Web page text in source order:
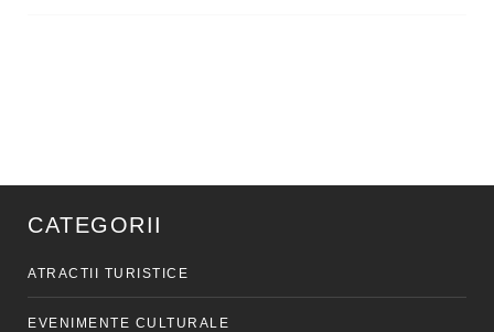
CATEGORII
ATRACTII TURISTICE
EVENIMENTE CULTURALE